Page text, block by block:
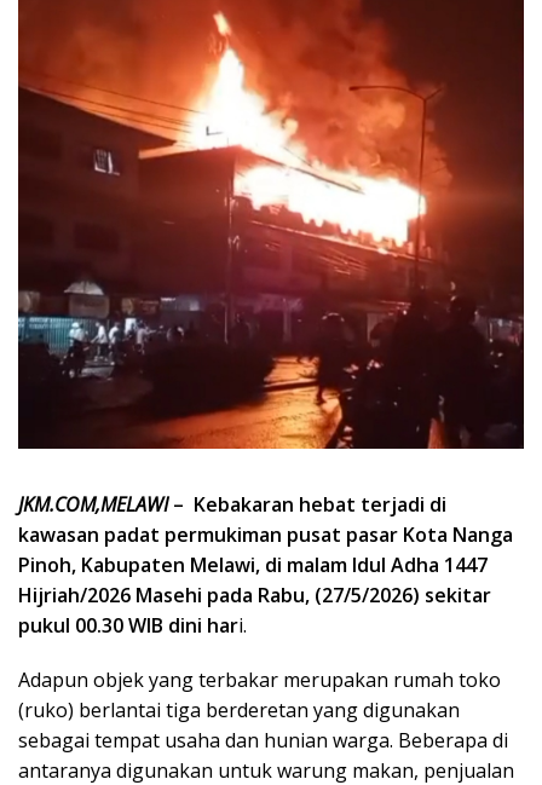
JKM.COM,MELAWI– Kebakaran hebat terjadi di
kawasan padat permukiman pusat pasar Kota Nanga
Pinoh, Kabupaten Melawi, di malam Idul Adha 1447
Hijriah/2026 Masehi pada Rabu, (27/5/2026) sekitar
pukul 00.30 WIB dini hari.
Adapun objek yang terbakar merupakan rumah toko
(ruko) berlantai tiga berderetan yang digunakan
sebagai tempat usaha dan hunian warga. Beberapa di
antaranya digunakan untuk warung makan, penjualan